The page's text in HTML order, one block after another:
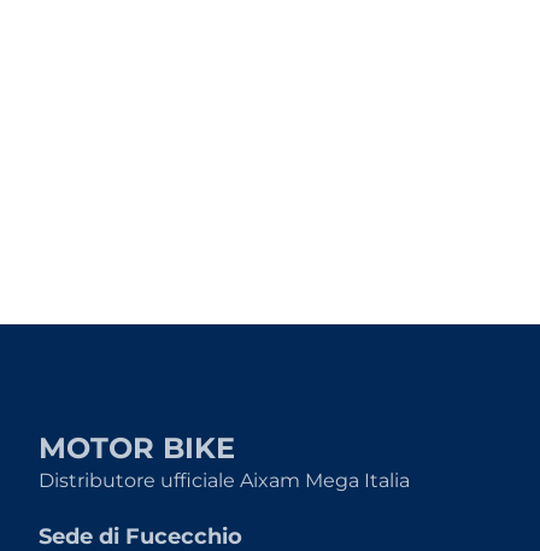
MOTOR BIKE
Distributore ufficiale Aixam Mega Italia
Sede di Fucecchio